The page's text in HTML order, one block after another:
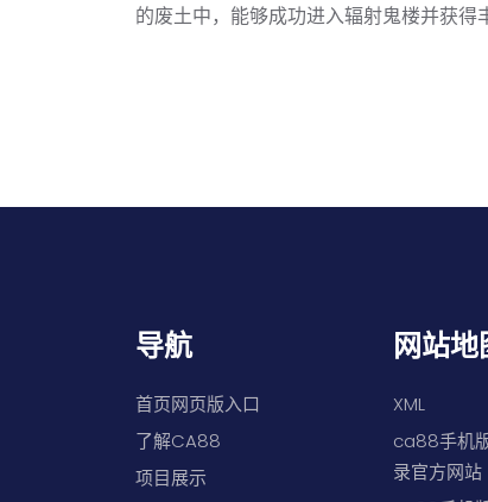
的废土中，能够成功进入辐射鬼楼并获得
导航
首页网页版入口
了解CA88
项目展示
网站地
XML
ca88手机
录官方网站